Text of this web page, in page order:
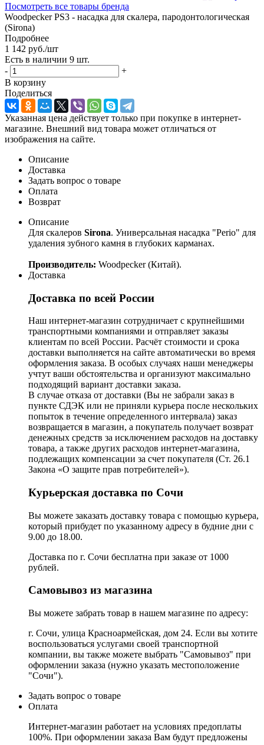
Посмотреть все товары бренда
Woodpecker PS3 - насадка для скалера, пародонтологическая
(Sirona)
Подробнее
1 142 руб./шт
Есть в наличии 9 шт.
-
+
В корзину
Поделиться
Указанная цена действует только при покупке в интернет-
магазине. Внешний вид товара может отличаться от
изображения на сайте.
Описание
Доставка
Задать вопрос о товаре
Оплата
Возврат
Описание
Для скалеров Sirona. Универсальная насадка "Perio" для
удаления зубного камня в глубоких карманах.
Производитель: Woodpecker (Китай).
Доставка
Доставка по всей России
Наш интернет-магазин сотрудничает с крупнейшими
транспортными компаниями и отправляет заказы
клиентам по всей России. Расчёт стоимости и срока
доставки выполняется на сайте автоматически во время
оформления заказа. В особых случаях наши менеджеры
учтут ваши обстоятельства и организуют максимально
подходящий вариант доставки заказа.
В случае отказа от доставки (Вы не забрали заказ в
пункте СДЭК или не приняли курьера после нескольких
попыток в течение определенного интервала) заказ
возвращается в магазин, а покупатель получает возврат
денежных средств за исключением расходов на доставку
товара, а также других расходов интернет-магазина,
подлежащих компенсации за счет покупателя (Ст. 26.1
Закона «О защите прав потребителей»).
Курьерская доставка по Сочи
Вы можете заказать доставку товара с помощью курьера,
который прибудет по указанному адресу в будние дни с
9.00 до 18.00.
Доставка по г. Сочи бесплатна при заказе от 1000
рублей.
Самовывоз из магазина
Вы можете забрать товар в нашем магазине по адресу:
г. Сочи, улица Красноармейская, дом 24. Если вы хотите
воспользоваться услугами своей транспортной
компании, вы также можете выбрать "Самовывоз" при
оформлении заказа (нужно указать местоположение
"Сочи").
Задать вопрос о товаре
Оплата
Интернет-магазин работает на условиях предоплаты
100%. При оформлении заказа Вам будут предложены